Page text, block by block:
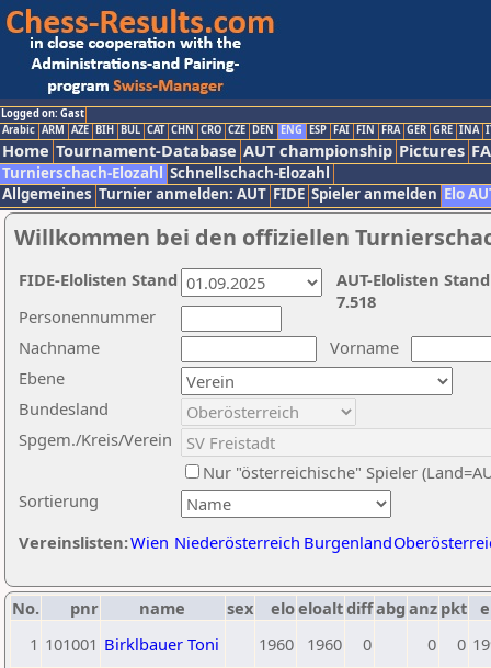
Logged on: Gast
Arabic ARM AZE BIH BUL CAT CHN CRO CZE DEN ENG ESP FAI FIN FRA GER GRE INA
Home Tournament-Database AUT championship Pictures
Turnierschach-Elozahl Schnellschach-Elozahl
Allgemeines Turnier anmelden: AUT FIDE Spieler anmelden Elo
Willkommen bei den offiziellen
Nachname
Vorname
Ebene
Sortierung
Personennummer
Bundesland
Spgem./Kreis/Verein
Nur "österreichische" Spieler
Vereinslisten:Wien Niederösterreich Burgenland
AUT-Elolisten
7.518
FIDE-Elolisten Stand
No. pnr name sex eloeloaltdiffabg anz pkt
1 101001 Birklbauer Toni 1960 1960 0 0 0